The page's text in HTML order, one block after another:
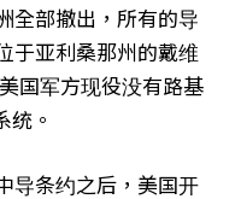
全部撤出，所有的导
亚利桑那州的戴维
国军方现役没有路基
。
导条约之后，美国开